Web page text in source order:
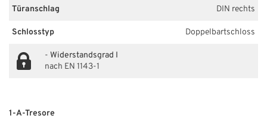
Türanschlag DIN rechts
Schlosstyp Doppelbartschloss
- Widerstandsgrad I
nach EN 1143-1
1-A-Tresore